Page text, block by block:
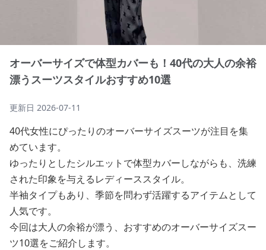
オーバーサイズで体型カバーも！40代の大人の余裕
漂うスーツスタイルおすすめ10選
更新日 2026-07-11
40代女性にぴったりのオーバーサイズスーツが注目を集
めています。
ゆったりとしたシルエットで体型カバーしながらも、洗練
された印象を与えるレディーススタイル。
半袖タイプもあり、季節を問わず活躍するアイテムとして
人気です。
今回は大人の余裕が漂う、おすすめのオーバーサイズスー
ツ10選をご紹介します。